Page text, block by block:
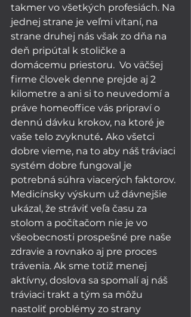
takmer vo všetkých profesiách. Na
jednej strane je veľmi vítaní, na
strane druhej nás však zo dňa na
deň pripútal k stoličke a
domácemu priestoru.  Vo väčšej
firme človek denne prejde aj 2
kilometre a ani si to neuvedomí a
práve homeoffice vás pripraví o
dennú dávku krokov, na ktoré je
vaše telo zvyknuté. Ako všetci
dobre vieme, na to aby náš tráviaci
systém dobre fungoval je
potrebná súhra viacerých faktorov.
Medicínsky výskum už dávnejšie
ukázal, že stráviť veľa času za
stolom a počítačom nie je vo
všeobecnosti prospešné pre naše
zdravie a rovnako aj pre proces
trávenia. Ak sme totiž menej
aktívny, doslova sa spomalí aj náš
tráviaci trakt a tým sa môžu
nastoliť problémy zo strany